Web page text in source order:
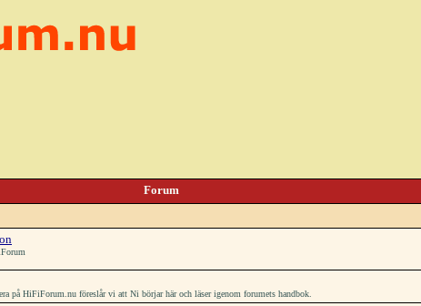
Forum
på HiFiForum.nu föreslår vi att Ni börjar här och läser igenom forumets handbok.